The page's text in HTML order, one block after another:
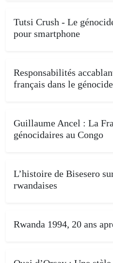
Tutsi Crush - Le
pour smartphone
Responsabilités
français dans le génocide
Guillaume Ancel : La
génocidaires au Congo
L’histoire de Bisesero
rwandaises
Rwanda 1994, 20 ans